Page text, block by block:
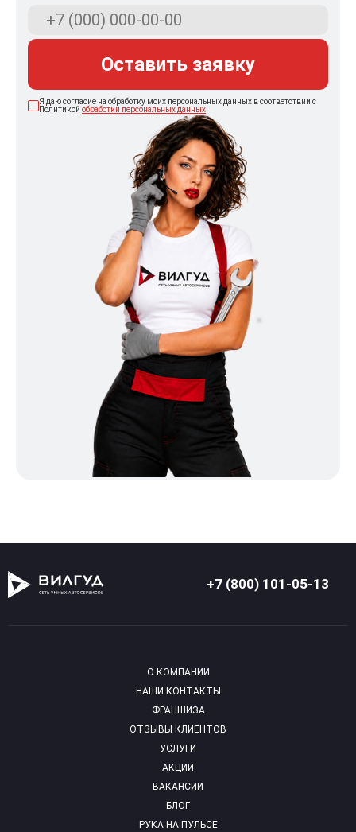
Оставить заявку
Я даю согласие на обработку моих персональных данных в соответствии с
Политикой обработки персональных данных
+7 (800) 101-05-13
О КОМПАНИИ
НАШИ КОНТАКТЫ
ФРАНШИЗА
ОТЗЫВЫ КЛИЕНТОВ
УСЛУГИ
АКЦИИ
ВАКАНСИИ
БЛОГ
РУКА НА ПУЛЬСЕ